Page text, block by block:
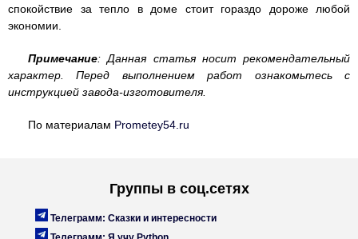
спокойствие за тепло в доме стоит гораздо дороже любой
экономии.
Примечание: Данная статья носит рекомендательный
характер. Перед выполнением работ ознакомьтесь с
инструкцией завода-изготовителя.
По материалам Prometey54.ru
Группы в соц.сетях
Телеграмм: Сказки и интересности